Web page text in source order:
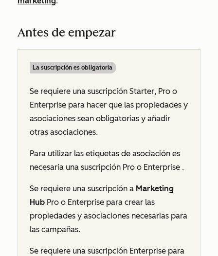
Antes de empezar
La suscripción es obligatoria
Se requiere una suscripción Starter, Pro o
Enterprise para hacer que las propiedades y
asociaciones sean obligatorias y añadir
otras asociaciones.
Para utilizar las etiquetas de asociación es
necesaria una suscripción Pro o Enterprise .
Se requiere una suscripción a Marketing
Hub Pro o Enterprise para crear las
propiedades y asociaciones necesarias para
las campañas.
Se requiere una suscripción Enterprise para